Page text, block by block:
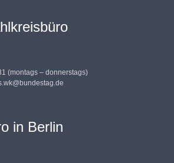
(montags – donnerstags)
in Berlin